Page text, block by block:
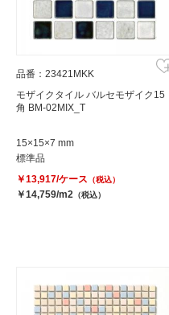
品番：23421MKK
モザイクタイル バルセモザイク15
角 BM-02MIX_T
15×15×7 mm
標準品
￥13,917/ケース （税込）
￥14,759/m2 （税込）